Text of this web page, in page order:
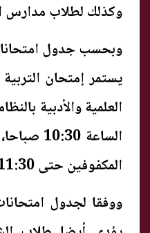
وكذلك لطلاب مدارس
يستمر إمتحان
العلمية والأدبية
الساعة
المكفوفين حتى 11:30 صباحا.